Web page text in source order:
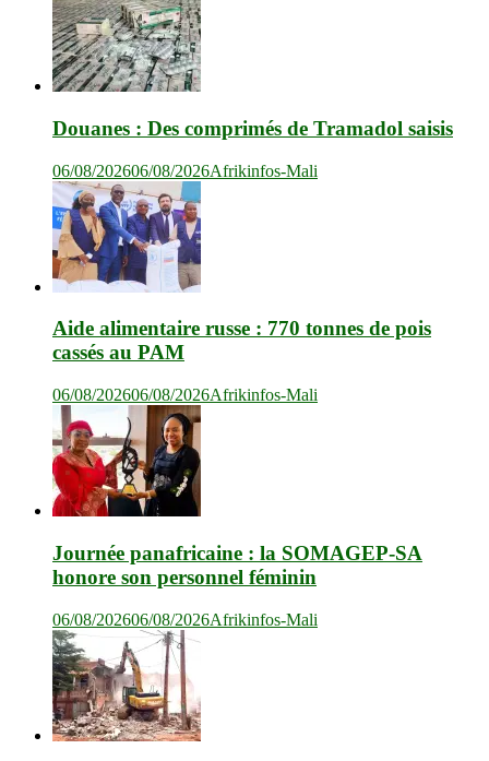
Douanes : Des comprimés de Tramadol saisis
06/08/202606/08/2026Afrikinfos-Mali
Aide alimentaire russe : 770 tonnes de pois
cassés au PAM
06/08/202606/08/2026Afrikinfos-Mali
Journée panafricaine : la SOMAGEP-SA
honore son personnel féminin
06/08/202606/08/2026Afrikinfos-Mali